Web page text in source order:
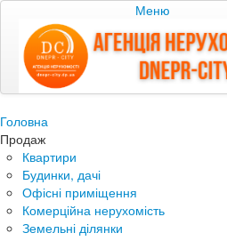
Меню
Головна
Продаж
Квартири
Будинки, дачі
Офісні приміщення
Комерційна нерухомість
Земельні ділянки